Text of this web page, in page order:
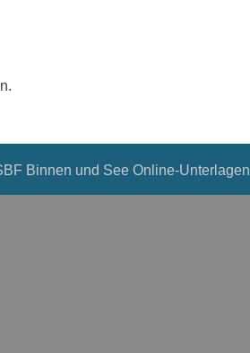
Binnen und See Online-Unterlagen